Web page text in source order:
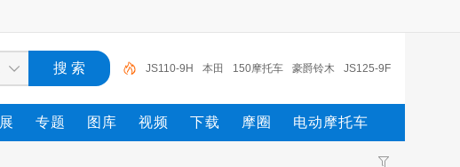
JS110-9H 本田 150摩托车 豪爵铃木 JS125-9F
150 五羊-本田 五羊本田摩托 豪爵铃木骊驰 摩
托车 JS110-9H
专题 图库 视频 下载 摩圈 电动摩托车